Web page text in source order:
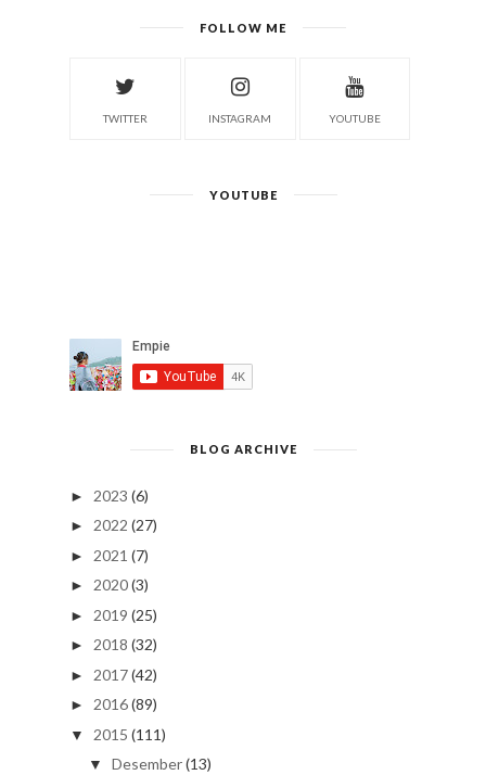
FOLLOW ME
TWITTER INSTAGRAM YOUTUBE
YOUTUBE
BLOG ARCHIVE
► 2023 (6)
► 2022 (27)
► 2021 (7)
► 2020(3)
► 2019 (25)
► 2018 (32)
► 2017(42)
► 2016(89)
▼ 2015 (111)
▼ Desember(13)